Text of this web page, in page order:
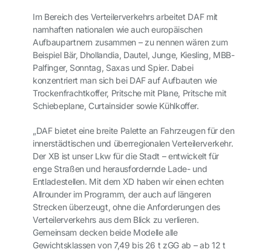
Im Bereich des Verteilerverkehrs arbeitet DAF mit
namhaften nationalen wie auch europäischen
Aufbaupartnern zusammen – zu nennen wären zum
Beispiel Bär, Dhollandia, Dautel, Junge, Kiesling, MBB-
Palfinger, Sonntag, Saxas und Spier. Dabei
konzentriert man sich bei DAF auf Aufbauten wie
Trockenfrachtkoffer, Pritsche mit Plane, Pritsche mit
Schiebeplane, Curtainsider sowie Kühlkoffer.
„DAF bietet eine breite Palette an Fahrzeugen für den
innerstädtischen und überregionalen Verteilerverkehr.
Der XB ist unser Lkw für die Stadt – entwickelt für
enge Straßen und herausfordernde Lade- und
Entladestellen. Mit dem XD haben wir einen echten
Allrounder im Programm, der auch auf längeren
Strecken überzeugt, ohne die Anforderungen des
Verteilerverkehrs aus dem Blick zu verlieren.
Gemeinsam decken beide Modelle alle
Gewichtsklassen von 7,49 bis 26 t zGG ab – ab 12 t